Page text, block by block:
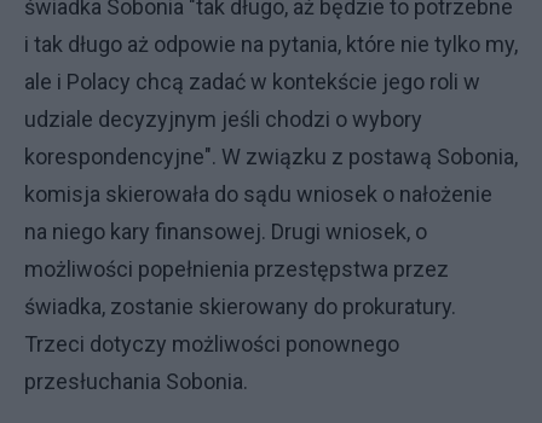
świadka Sobonia "tak długo, aż będzie to potrzebne
i tak długo aż odpowie na pytania, które nie tylko my,
ale i Polacy chcą zadać w kontekście jego roli w
udziale decyzyjnym jeśli chodzi o wybory
korespondencyjne". W związku z postawą Sobonia,
komisja skierowała do sądu wniosek o nałożenie
na niego kary finansowej. Drugi wniosek, o
możliwości popełnienia przestępstwa przez
świadka, zostanie skierowany do prokuratury.
Trzeci dotyczy możliwości ponownego
przesłuchania Sobonia.